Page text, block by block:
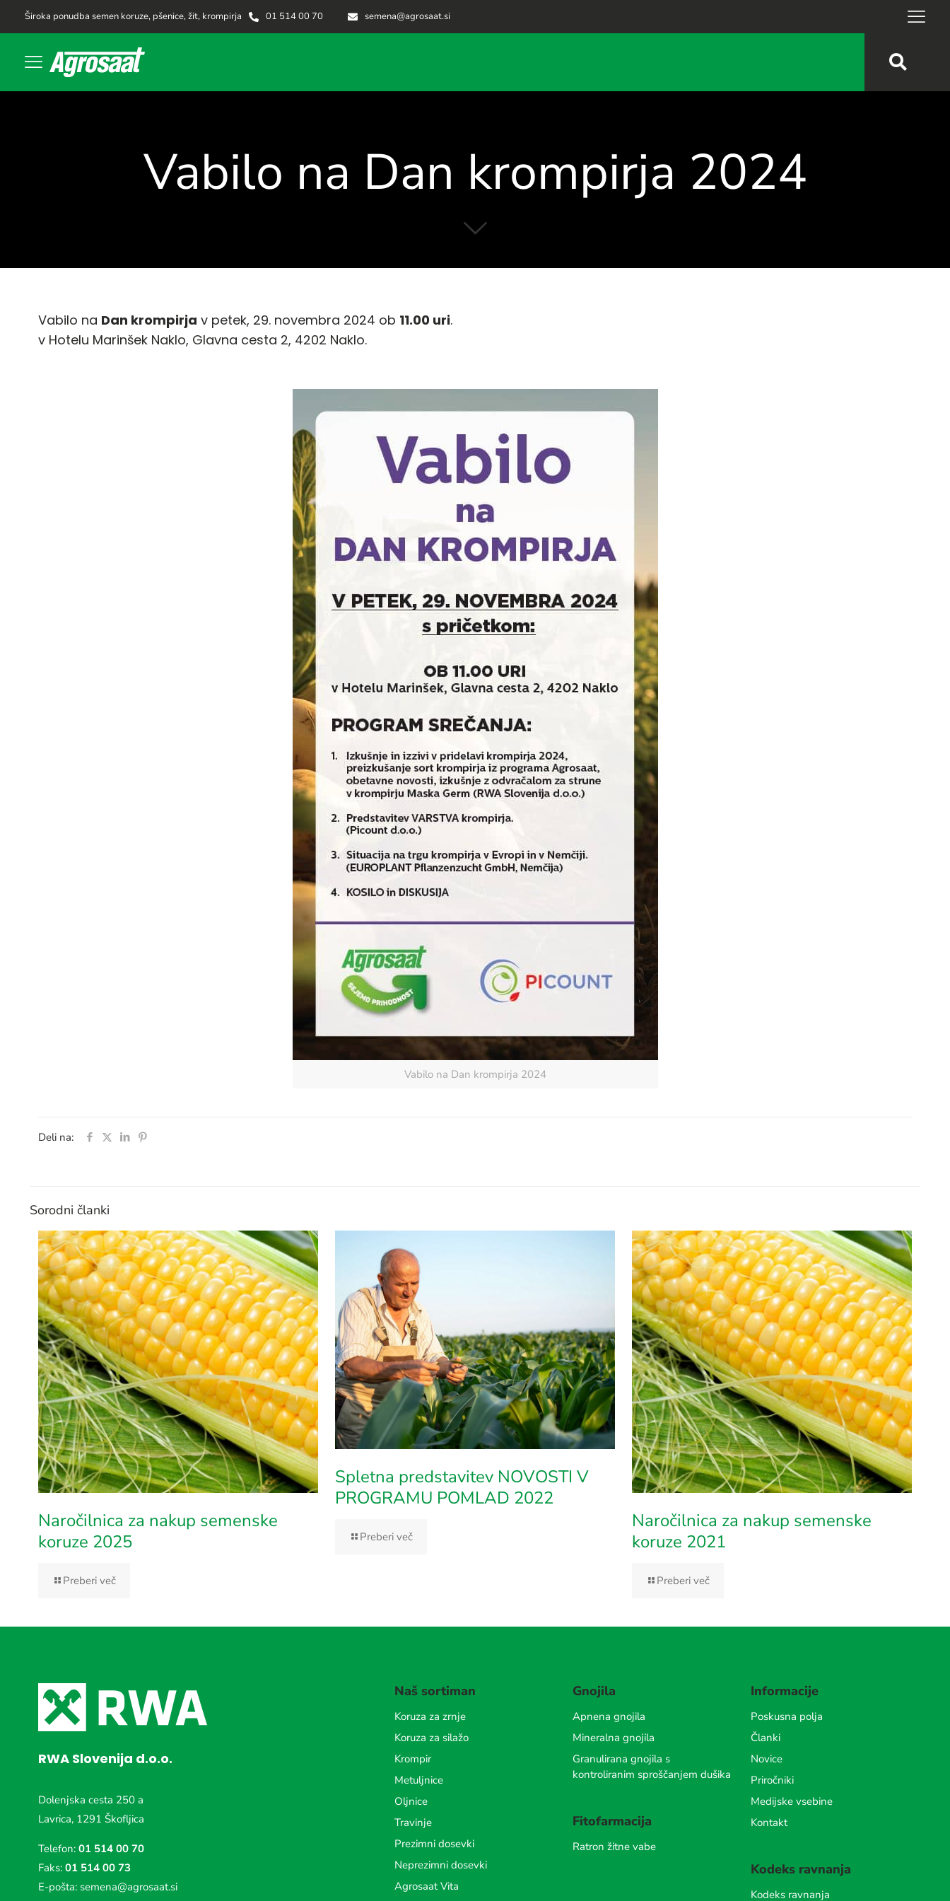
Široka ponudba semen koruze, pšenice, žit, krompirja 01 514 00 70 semena@agrosaat.si
Vabilo na Dan krompirja 2024
Vabilo na Dan krompirja v petek, 29. novembra 2024 ob 11.00 uri.
v Hotelu Marinšek Naklo, Glavna cesta 2, 4202 Naklo.
Vabilo na Dan krompirja 2024
Deli na:
Sorodni članki
Naročilnica za nakup semenske
koruze 2025
Preberi več
Spletna predstavitev NOVOSTI V
PROGRAMU POMLAD 2022
Preberi več
Naročilnica za nakup semenske
koruze 2021
Preberi več
RWA Slovenija d.o.o.
Dolenjska cesta 250 a
Lavrica, 1291 Škofljica
Telefon: 01 514 00 70
Faks: 01 514 00 73
E-pošta: semena@agrosaat.si
Naš sortiman
Koruza za zrnje
Koruza za silažo
Krompir
Metuljnice
Oljnice
Travinje
Prezimni dosevki
Neprezimni dosevki
Agrosaat Vita
Gnojila
Apnena gnojila
Mineralna gnojila
Granulirana gnojila s
kontroliranim sproščanjem dušika
Fitofarmacija
Ratron žitne vabe
Informacije
Poskusna polja
Članki
Novice
Priročniki
Medijske vsebine
Kontakt
Kodeks ravnanja
Kodeks ravnanja